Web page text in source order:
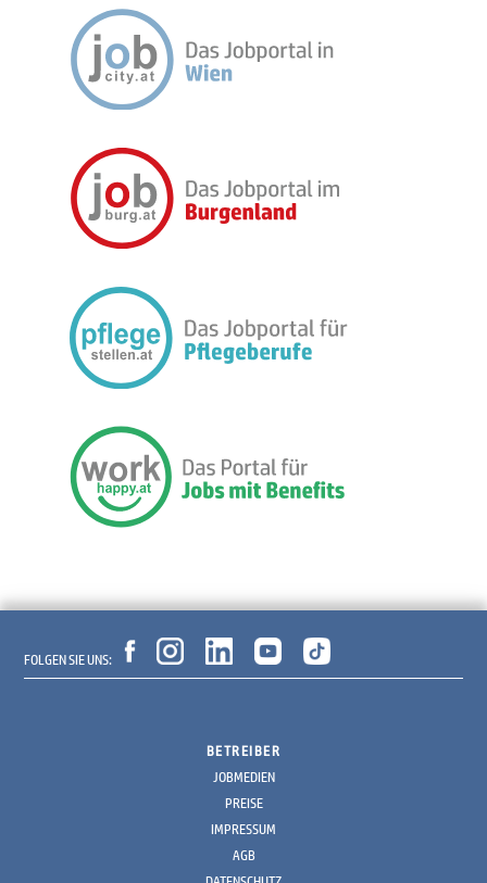
FOLGEN SIE UNS:
BETREIBER
JOBMEDIEN
PREISE
IMPRESSUM
AGB